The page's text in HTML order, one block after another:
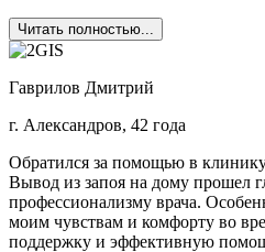
Читать полностью...
Гаврилов Дмитрий
г. Александров, 42 года
Обратился за помощью в
Вывод из запоя на дому прошел
профессионализму врача.
моим чувствам и комфорту во
поддержку и эффективную